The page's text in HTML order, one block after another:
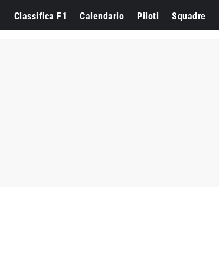
Classifica F1 Calendario Piloti Squadre